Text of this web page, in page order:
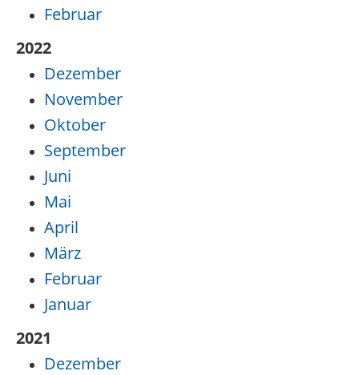
Februar
2022
Dezember
November
Oktober
September
Juni
Mai
April
März
Februar
Januar
2021
Dezember